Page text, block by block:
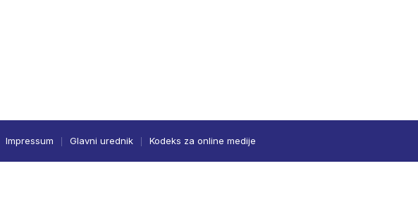
Impressum Glavni urednik Kodeks za online medije